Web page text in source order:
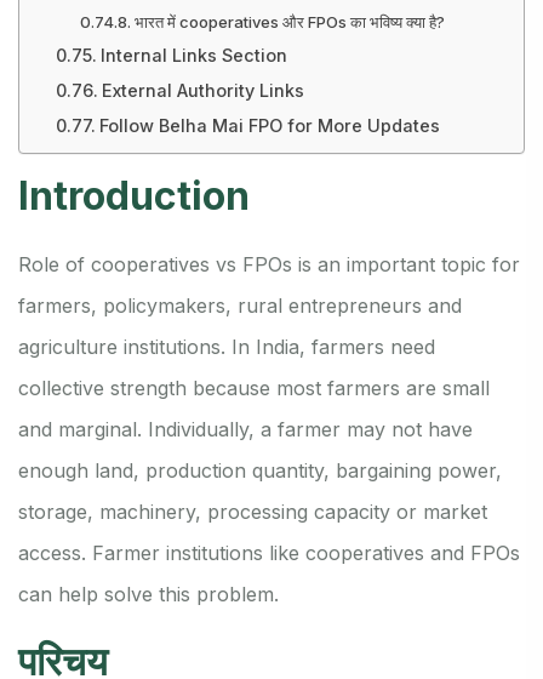
भारत में cooperatives और FPOs का भविष्य क्या है?
Internal Links Section
External Authority Links
Follow Belha Mai FPO for More Updates
Introduction
Role of cooperatives vs FPOs is an important topic for
farmers, policymakers, rural entrepreneurs and
agriculture institutions. In India, farmers need
collective strength because most farmers are small
and marginal. Individually, a farmer may not have
enough land, production quantity, bargaining power,
storage, machinery, processing capacity or market
access. Farmer institutions like cooperatives and FPOs
can help solve this problem.
परिचय